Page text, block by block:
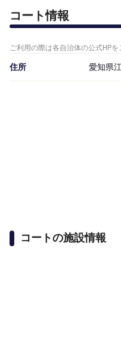
コート情報
ご利用の際は各自治体の公式HPを
住所 愛知県
コートの施設情報